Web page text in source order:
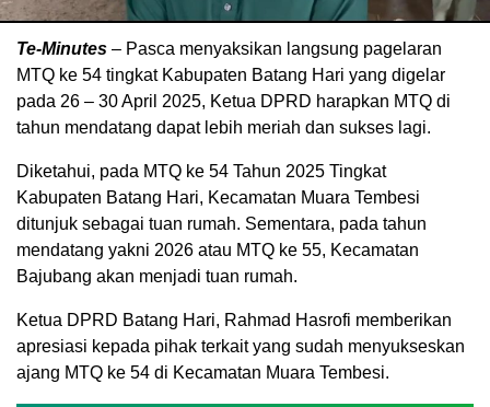
Te-Minutes – Pasca menyaksikan langsung pagelaran
MTQ ke 54 tingkat Kabupaten Batang Hari yang digelar
pada 26 – 30 April 2025, Ketua DPRD harapkan MTQ di
tahun mendatang dapat lebih meriah dan sukses lagi.
Diketahui, pada MTQ ke 54 Tahun 2025 Tingkat
Kabupaten Batang Hari, Kecamatan Muara Tembesi
ditunjuk sebagai tuan rumah. Sementara, pada tahun
mendatang yakni 2026 atau MTQ ke 55, Kecamatan
Bajubang akan menjadi tuan rumah.
Ketua DPRD Batang Hari, Rahmad Hasrofi memberikan
apresiasi kepada pihak terkait yang sudah menyukseskan
ajang MTQ ke 54 di Kecamatan Muara Tembesi.